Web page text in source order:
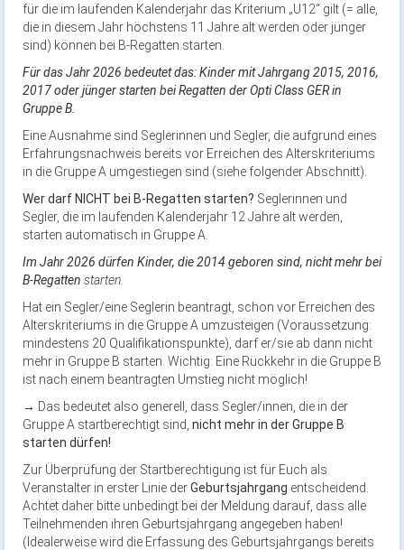
für die im laufenden Kalenderjahr das Kriterium „U12“ gilt (= alle,
die in diesem Jahr höchstens 11 Jahre alt werden oder jünger
sind) können bei B-Regatten starten.
Für das Jahr 2026 bedeutet das: Kinder mit Jahrgang 2015, 2016,
2017 oder jünger starten bei Regatten der Opti Class GER in
Gruppe B.
Eine Ausnahme sind Seglerinnen und Segler, die aufgrund eines
Erfahrungsnachweis bereits vor Erreichen des Alterskriteriums
in die Gruppe A umgestiegen sind (siehe folgender Abschnitt).
Wer darf NICHT bei B-Regatten starten? Seglerinnen und
Segler, die im laufenden Kalenderjahr 12 Jahre alt werden,
starten automatisch in Gruppe A.
Im Jahr 2026 dürfen Kinder, die 2014 geboren sind, nicht mehr bei
B-Regatten starten.
Hat ein Segler/eine Seglerin beantragt, schon vor Erreichen des
Alterskriteriums in die Gruppe A umzusteigen (Voraussetzung:
mindestens 20 Qualifikationspunkte), darf er/sie ab dann nicht
mehr in Gruppe B starten. Wichtig: Eine Rückkehr in die Gruppe B
ist nach einem beantragten Umstieg nicht möglich!
→ Das bedeutet also generell, dass Segler/innen, die in der
Gruppe A startberechtigt sind, nicht mehr in der Gruppe B
starten dürfen!
Zur Überprüfung der Startberechtigung ist für Euch als
Veranstalter in erster Linie derGeburtsjahrgang entscheidend.
Achtet daher bitte unbedingt bei der Meldung darauf, dass alle
Teilnehmenden ihren Geburtsjahrgang angegeben haben!
(Idealerweise wird die Erfassung des Geburtsjahrgangs bereits